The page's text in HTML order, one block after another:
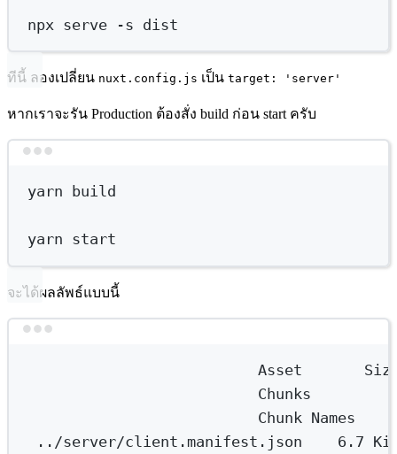
npx serve -s dist
ทีนี้ ลองเปลี่ยน nuxt.config.js เป็น target: 'server'
หากเราจะรัน Production ต้องสั่ง build ก่อน start ครับ
yarn build
yarn start
จะได้ผลลัพธ์แบบนี้
Asset
Chunks
Chunk Names
. ./server/client.manifest.json 6.7